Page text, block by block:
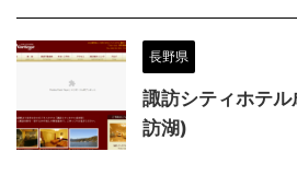
長野県
諏訪シティホテ
訪湖)